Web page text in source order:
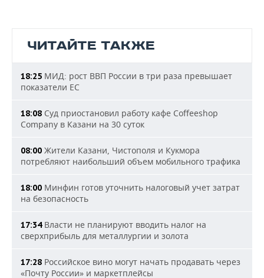
ЧИТАЙТЕ ТАКЖЕ
18:25 МИД: рост ВВП России в три раза превышает
показатели ЕС
18:08 Суд приостановил работу кафе Coffeeshop
Company в Казани на 30 суток
08:00 Жители Казани, Чистополя и Кукмора
потребляют наибольший объем мобильного трафика
18:00 Минфин готов уточнить налоговый учет затрат
на безопасность
17:34Власти не планируют вводить налог на
сверхприбыль для металлургии и золота
17:28 Российское вино могут начать продавать через
«Почту России» и маркетплейсы